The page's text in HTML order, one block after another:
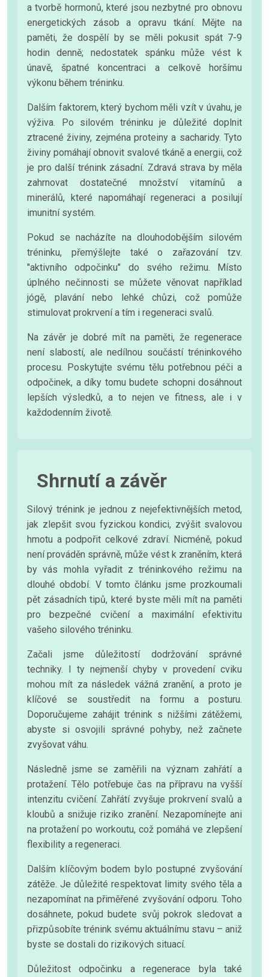
a tvorbě hormonů, které jsou nezbytné pro obnovu
energetických zásob a opravu tkání. Mějte na
paměti, že dospělí by se měli pokusit spát 7-9
hodin denně; nedostatek spánku může vést k
únavě, špatné koncentraci a celkově horšímu
výkonu během tréninku.
Dalším faktorem, který bychom měli vzít v úvahu, je
výživa. Po silovém tréninku je důležité doplnit
ztracené živiny, zejména proteiny a sacharidy. Tyto
živiny pomáhají obnovit svalové tkáně a energii, což
je pro další trénink zásadní. Zdravá strava by měla
zahrnovat dostatečné množství vitamínů a
minerálů, které napomáhají regeneraci a posilují
imunitní systém.
Pokud se nacházíte na dlouhodobějším silovém
tréninku, přemýšlejte také o zařazování tzv.
"aktivního odpočinku" do svého režimu. Místo
úplného nečinnosti se můžete věnovat například
jógě, plavání nebo lehké chůzi, což pomůže
stimulovat prokrvení a tím i regeneraci svalů.
Na závěr je dobré mít na paměti, že regenerace
není slabostí, ale nedílnou součástí tréninkového
procesu. Poskytujte svému tělu potřebnou péči a
odpočinek, a díky tomu budete schopni dosáhnout
lepších výsledků, a to nejen ve fitness, ale i v
každodenním životě.
Shrnutí a závěr
Silový trénink je jednou z nejefektivnějších metod,
jak zlepšit svou fyzickou kondici, zvýšit svalovou
hmotu a podpořit celkové zdraví. Nicméně, pokud
není prováděn správně, může vést k zraněním, která
by vás mohla vyřadit z tréninkového režimu na
dlouhé období. V tomto článku jsme prozkoumali
pět zásadních tipů, které byste měli mít na paměti
pro bezpečné cvičení a maximální efektivitu
vašeho silového tréninku.
Začali jsme důležitostí dodržování správné
techniky. I ty nejmenší chyby v provedení cviku
mohou mít za následek vážná zranění, a proto je
klíčové se soustředit na formu a posturu.
Doporučujeme zahájit trénink s nižšími zátěžemi,
abyste si osvojili správné pohyby, než začnete
zvyšovat váhu.
Následně jsme se zaměřili na význam zahřátí a
protažení. Tělo potřebuje čas na přípravu na vyšší
intenzitu cvičení. Zahřátí zvyšuje prokrvení svalů a
kloubů a snižuje riziko zranění. Nezapomínejte ani
na protažení po workoutu, což pomáhá ve zlepšení
flexibility a regeneraci.
Dalším klíčovým bodem bylo postupné zvyšování
zátěže. Je důležité respektovat limity svého těla a
nezapomínat na přiměřené zvyšování odporu. Toho
dosáhnete, pokud budete svůj pokrok sledovat a
přizpůsobíte trénink svému aktuálnímu stavu – aniž
byste se dostali do rizikových situací.
Důležitost odpočinku a regenerace byla také